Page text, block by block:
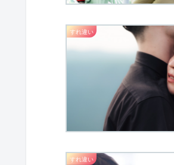
すれ違い
すれ違い